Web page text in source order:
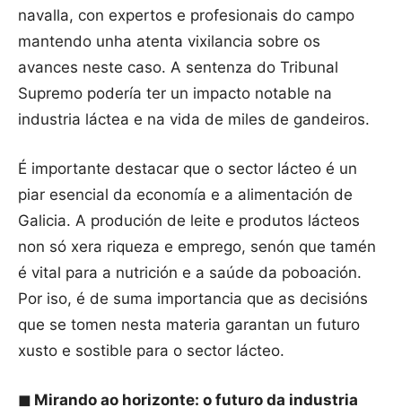
navalla, con expertos e profesionais do campo
mantendo unha atenta vixilancia sobre os
avances neste caso. A sentenza do Tribunal
Supremo podería ter un impacto notable na
industria láctea e na vida de miles de gandeiros.
É importante destacar que o sector lácteo é un
piar esencial da economía e a alimentación de
Galicia. A produción de leite e produtos lácteos
non só xera riqueza e emprego, senón que tamén
é vital para a nutrición e a saúde da poboación.
Por iso, é de suma importancia que as decisións
que se tomen nesta materia garantan un futuro
xusto e sostible para o sector lácteo.
◼ Mirando ao horizonte: o futuro da industria